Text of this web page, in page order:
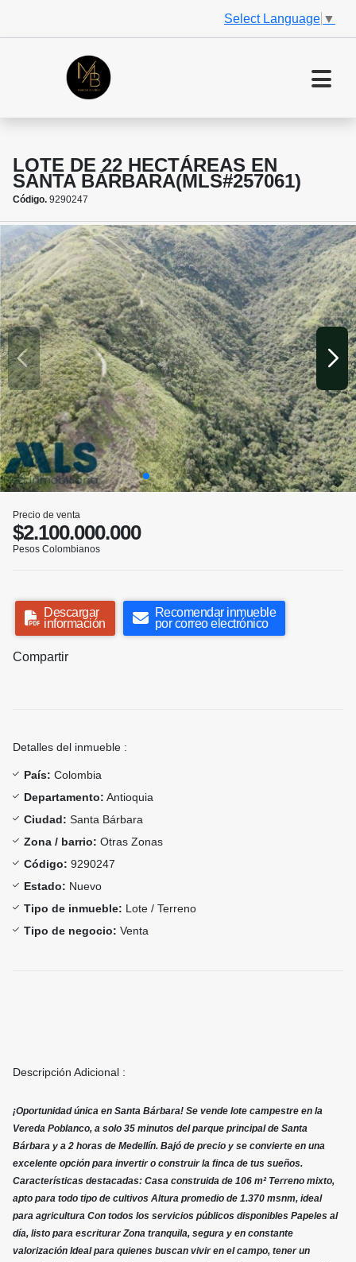
Select Language ▼
LOTE DE 22 HECTÁREAS EN
SANTA BÁRBARA(MLS#257061)
Código. 9290247
Precio de venta
$2.100.000.000
Pesos Colombianos
Descargar
información
Recomendar inmueble
por correo electrónico
Compartir
Detalles del inmueble :
País: Colombia
Departamento: Antioquia
Ciudad: Santa Bárbara
Zona / barrio: Otras Zonas
Código: 9290247
Estado: Nuevo
Tipo de inmueble: Lote / Terreno
Tipo de negocio: Venta
Descripción Adicional :
¡Oportunidad única en Santa Bárbara! Se vende lote campestre en la
Vereda Poblanco, a solo 35 minutos del parque principal de Santa
Bárbara y a 2 horas de Medellín. Bajó de precio y se convierte en una
excelente opción para invertir o construir la finca de tus sueños.
Características destacadas: Casa construida de 106 m² Terreno mixto,
apto para todo tipo de cultivos Altura promedio de 1.370 msnm, ideal
para agricultura Con todos los servicios públicos disponibles Papeles al
día, listo para escriturar Zona tranquila, segura y en constante
valorización Ideal para quienes buscan vivir en el campo, tener un